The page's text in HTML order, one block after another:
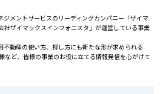
ジメントサービスのリーディングカンパニー「ザイマ
社ザイマックスインフォニスタ」が運営している事業
不動産の使い方、探し方にも新たな形が求められる
など、皆様の事業のお役に立てる情報発信を心がけて